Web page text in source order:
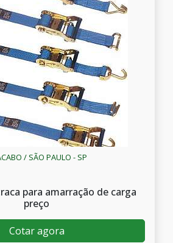
/ SÃO PAULO - SP
para amarração de carga
preço
Cotar agora